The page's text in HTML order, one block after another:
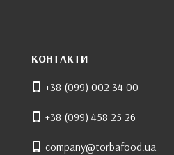
КОНТАКТИ
+38 (099) 002 34 00
+38 (099) 458 25 26
company@torbafood.ua